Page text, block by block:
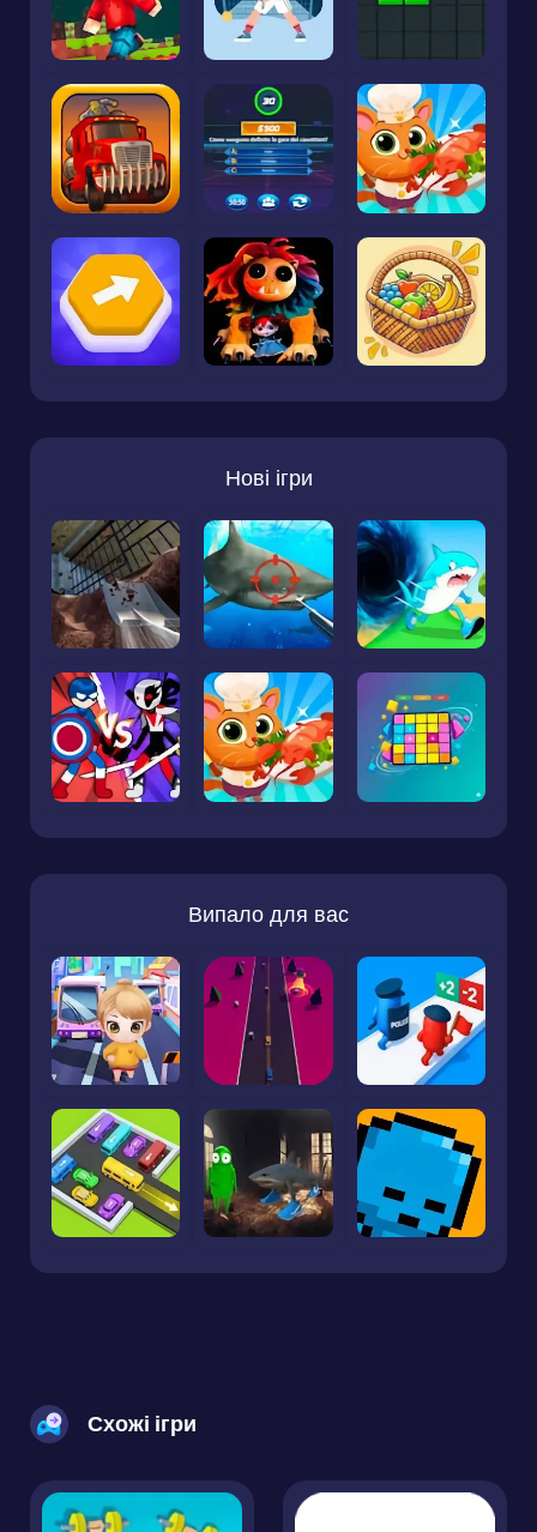
Нові ігри
Випало для вас
Схожі ігри